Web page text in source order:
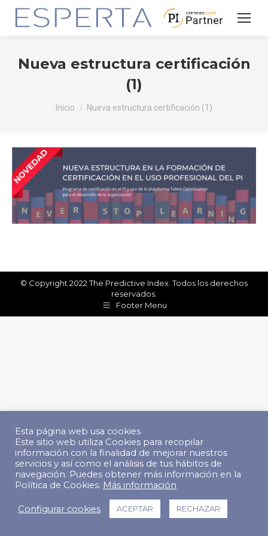
Nueva estructura certificación
(1)
Estás aquí:
Inicio Nueva estructura certificación (1)
© Copyright 2022 The Predictive Index. Todos los derechos
reservados.
Footer Menu
Esta página web usa cookies
Este sitio web utiliza Cookies para recopilar
información con la finalidad de mejorar nuestros
servicios y así como el análisis de tus hábitos de
navegación. Puedes obtener más información en la
Política de Cookies. Más información
Configurar cookies ACEPTAR RECHAZAR